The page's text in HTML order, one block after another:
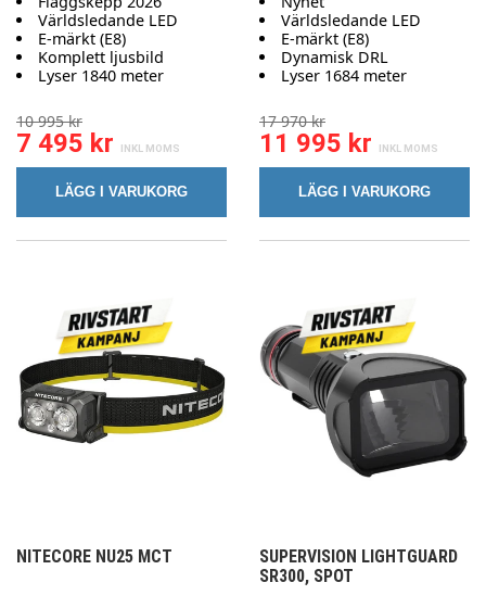
Världsledande LED
E-märkt (E8)
Komplett ljusbild
Lyser 1840 meter
10 995 kr
7 495 kr
LÄGG I VARUKORG
Världsledande LED
E-märkt (E8)
Dynamisk DRL
Lyser 1684 meter
17 970 kr
11 995 kr
LÄGG I VARUKORG
NITECORE NU25 MCT
SUPERVISION LIGHTGUARD
SR300, SPOT